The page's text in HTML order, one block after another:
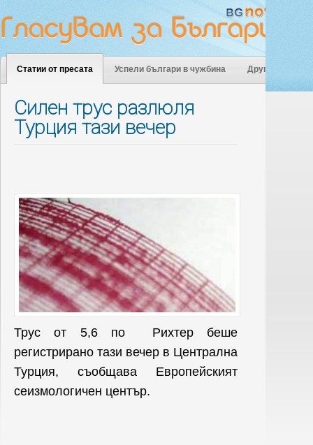
Статии от пресата Успели българи в чужбина Други
Силен трус разлюля
Турция тази вечер
Трус от 5,6 по Рихтер беше
регистрирано тази вечер в Централна
Турция, съобщава Европейският
сеизмологичен център.